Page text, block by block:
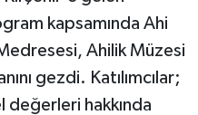
kapsamında Ahi
Ahilik Müzesi
gezdi. Katılımcılar;
değerleri hakkında